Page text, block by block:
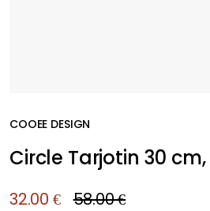
COOEE DESIGN
Circle Tarjotin 30
32.00 € 58.00 €